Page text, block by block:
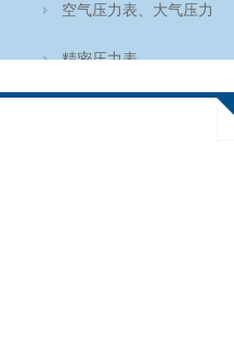
空气压力表、大气压力
表、空盒气压计
精密压力表